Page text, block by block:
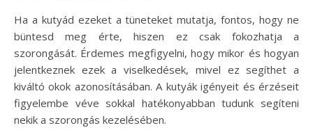
Ha a kutyád ezeket a tüneteket mutatja, fontos, hogy ne
büntesd meg érte, hiszen ez csak fokozhatja a
szorongását. Érdemes megfigyelni, hogy mikor és hogyan
jelentkeznek ezek a viselkedések, mivel ez segíthet a
kiváltó okok azonosításában. A kutyák igényeit és érzéseit
figyelembe véve sokkal hatékonyabban tudunk segíteni
nekik a szorongás kezelésében.